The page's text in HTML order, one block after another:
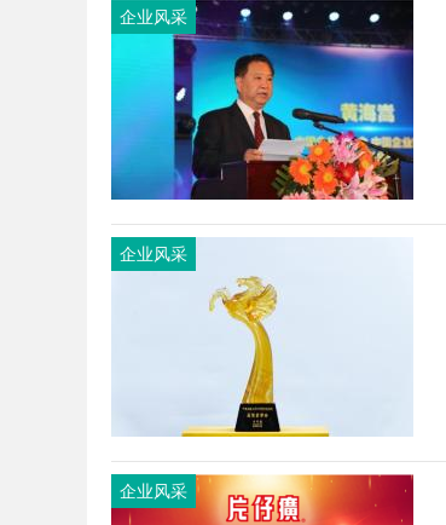
企业风采
企业风采
企业风采